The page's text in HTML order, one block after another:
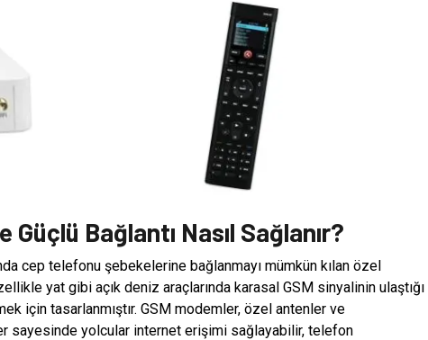
Güçlü Bağlantı Nasıl Sağlanır?
cep telefonu şebekelerine bağlanmayı mümkün kılan özel
yat gibi açık deniz araçlarında karasal GSM sinyalinin ulaştığı
için tasarlanmıştır. GSM modemler, özel antenler ve
sayesinde yolcular internet erişimi sağlayabilir, telefon